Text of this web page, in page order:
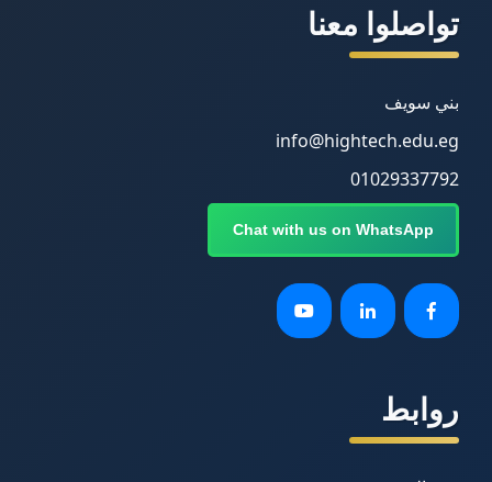
تواصلوا معنا
بني سويف
info@hightech.edu.eg
01029337792
Chat with us on WhatsApp
روابط